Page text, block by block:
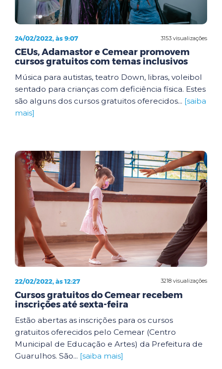
3153 visualizações
24/02/2022, às 9:07
CEUs, Adamastor e Cemear promovem
cursos gratuitos com temas inclusivos
Música para autistas, teatro Down, libras, voleibol
sentado para crianças com deficiência física. Estes
são alguns dos cursos gratuitos oferecidos... [saiba
mais]
3218 visualizações
22/02/2022, às 12:27
Cursos gratuitos do Cemear recebem
inscrições até sexta-feira
Estão abertas as inscrições para os cursos
gratuitos oferecidos pelo Cemear (Centro
Municipal de Educação e Artes) da Prefeitura de
Guarulhos. São... [saiba mais]